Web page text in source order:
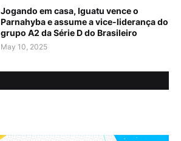
Jogando em casa, Iguatu vence o
Parnahyba e assume a vice-liderança do
grupo A2 da Série D do Brasileiro
May 10, 2025